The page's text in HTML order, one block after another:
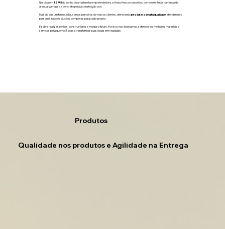
Nascida em1995do sonho de uma família empreendedora, a Areia Ana se consolidou comoreferência na venda de
areia, argamassa e concretopara a construção civil.
Mais do que um fornecedor, somos parceiros de nossos clientes, oferecendoprodutos de alta qualidade , atendimento
personalizado e soluções completas para cada projeto.
É sobre realizar sonhos, construir lares e moldar o futuro. Por isso, nos dedicamos a oferecer os melhores materiais e
serviços para que você possa transformar suas ideias em realidade.
Qualidade nos produtos e Agilidade na Entrega
Produtos